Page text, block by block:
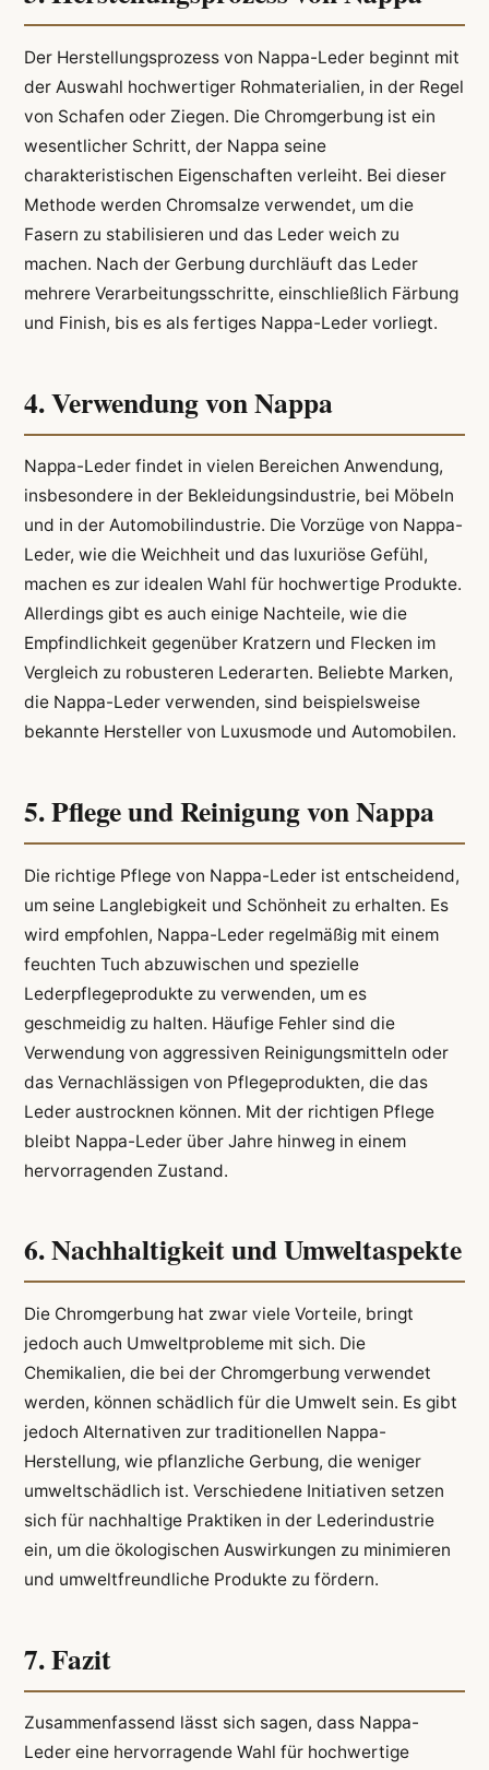
Der Herstellungsprozess von Nappa-Leder beginnt mit
der Auswahl hochwertiger Rohmaterialien, in der Regel
von Schafen oder Ziegen. Die Chromgerbung ist ein
wesentlicher Schritt, der Nappa seine
charakteristischen Eigenschaften verleiht. Bei dieser
Methode werden Chromsalze verwendet, um die
Fasern zu stabilisieren und das Leder weich zu
machen. Nach der Gerbung durchläuft das Leder
mehrere Verarbeitungsschritte, einschließlich Färbung
und Finish, bis es als fertiges Nappa-Leder vorliegt.
4. Verwendung von Nappa
Nappa-Leder findet in vielen Bereichen Anwendung,
insbesondere in der Bekleidungsindustrie, bei Möbeln
und in der Automobilindustrie. Die Vorzüge von Nappa-
Leder, wie die Weichheit und das luxuriöse Gefühl,
machen es zur idealen Wahl für hochwertige Produkte.
Allerdings gibt es auch einige Nachteile, wie die
Empfindlichkeit gegenüber Kratzern und Flecken im
Vergleich zu robusteren Lederarten. Beliebte Marken,
die Nappa-Leder verwenden, sind beispielsweise
bekannte Hersteller von Luxusmode und Automobilen.
5. Pflege und Reinigung von Nappa
Die richtige Pflege von Nappa-Leder ist entscheidend,
um seine Langlebigkeit und Schönheit zu erhalten. Es
wird empfohlen, Nappa-Leder regelmäßig mit einem
feuchten Tuch abzuwischen und spezielle
Lederpflegeprodukte zu verwenden, um es
geschmeidig zu halten. Häufige Fehler sind die
Verwendung von aggressiven Reinigungsmitteln oder
das Vernachlässigen von Pflegeprodukten, die das
Leder austrocknen können. Mit der richtigen Pflege
bleibt Nappa-Leder über Jahre hinweg in einem
hervorragenden Zustand.
6. Nachhaltigkeit und Umweltaspekte
Die Chromgerbung hat zwar viele Vorteile, bringt
jedoch auch Umweltprobleme mit sich. Die
Chemikalien, die bei der Chromgerbung verwendet
werden, können schädlich für die Umwelt sein. Es gibt
jedoch Alternativen zur traditionellen Nappa-
Herstellung, wie pflanzliche Gerbung, die weniger
umweltschädlich ist. Verschiedene Initiativen setzen
sich für nachhaltige Praktiken in der Lederindustrie
ein, um die ökologischen Auswirkungen zu minimieren
und umweltfreundliche Produkte zu fördern.
7. Fazit
Zusammenfassend lässt sich sagen, dass Nappa-
Leder eine hervorragende Wahl für hochwertige